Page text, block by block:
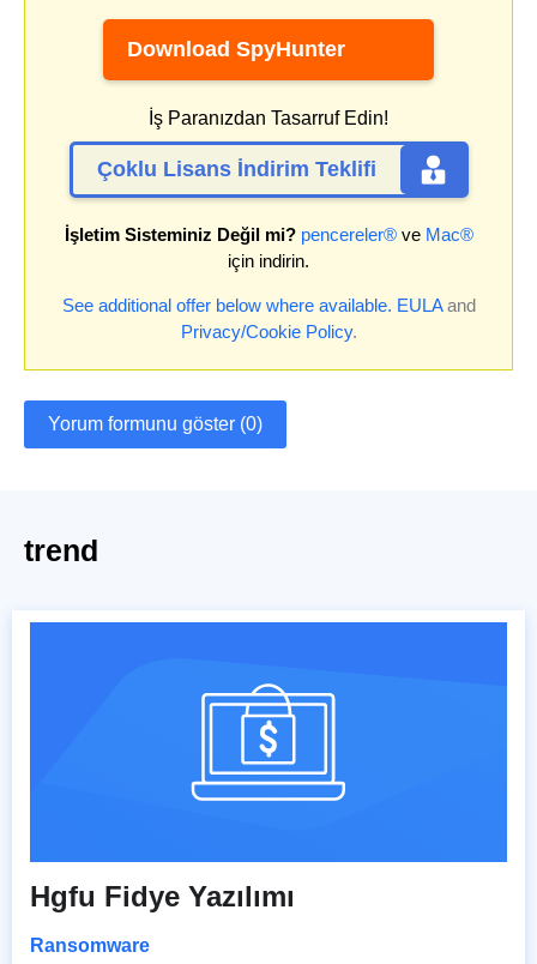
Download SpyHunter
İş Paranızdan Tasarruf Edin!
Çoklu Lisans İndirim Teklifi
İşletim Sisteminiz Değil mi? pencereler®ve Mac®
için indirin.
See additional offer below where available. EULAand
Privacy/Cookie Policy.
Yorum formunu göster (0)
trend
Hgfu Fidye Yazılımı
Ransomware